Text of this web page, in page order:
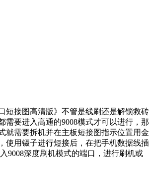
口短接图高清版》不管是线刷还是解锁救砖
需要进入高通的9008模式才可以进行，那
就需要拆机并在主板短接图指示位置用金
使用镊子进行短接后，在把手机数据线插
9008深度刷机模式的端口，进行刷机或